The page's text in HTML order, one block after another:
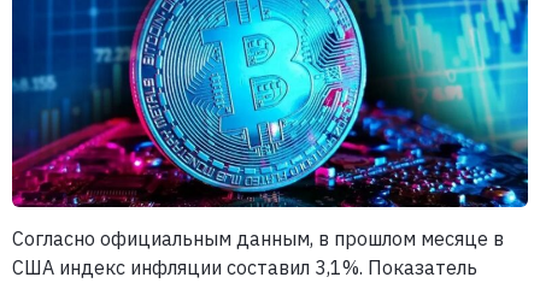
Согласно официальным данным, в прошлом месяце в
США индекс инфляции составил 3,1%. Показатель